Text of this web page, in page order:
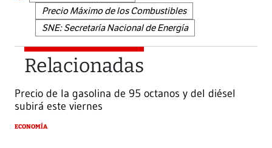
Precio Máximo de los Combustibles
SNE: Secretaría Nacional de Energía
Relacionadas
Precio de la gasolina de 95 octanos y del diésel
subirá este viernes
ECONOMÍA